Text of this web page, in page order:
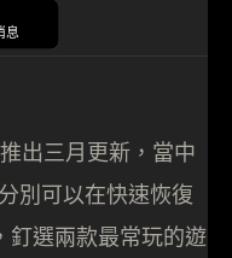
息
出三月更新，當中
別可以在快速恢復
選兩款最常玩的遊